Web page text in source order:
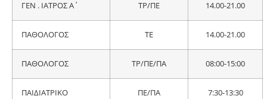
ΓΕΝ . ΙΑΤΡΟΣ Α΄ ΤΡ/ΠΕ 14.00-21.00
ΠΑΘΟΛΟΓΟΣ ΤΕ 14.00-21.00
ΠΑΘΟΛΟΓΟΣ ΤΡ/ΠΕ/ΠΑ 08:00-15:00
ΠΑΙΔΙΑΤΡΙΚΟ ΠΕ/ΠΑ 7:30-13:30